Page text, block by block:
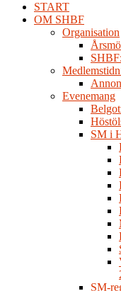
START
OM SHBF
Organisation
Evenemang
SM i
SM-